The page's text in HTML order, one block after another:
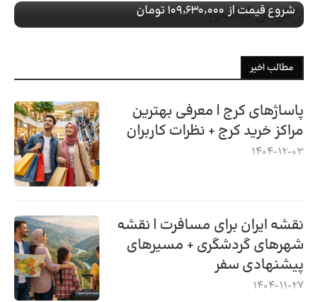
شروع قیمت از۱۰۹٬۶۳۰٬۰۰۰ تومان
مطالب اخیر
پاساژهای کرج | معرفی بهترین
مراکز خرید کرج + نظرات کاربران
1404-12-03
نقشه ایران برای مسافرت | نقشه
شهرهای گردشگری + مسیرهای
پیشنهادی سفر
1404-11-27